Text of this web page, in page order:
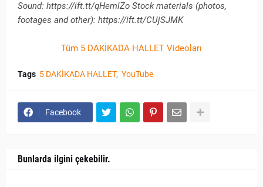
Sound: https://ift.tt/qHemlZo Stock materials (photos,
footages and other): https://ift.tt/CUjSJMK
Tüm 5 DAKİKADA HALLET Videoları
Tags 5 DAKİKADA HALLET YouTube
Facebook
Bunlarda ilgini çekebilir.